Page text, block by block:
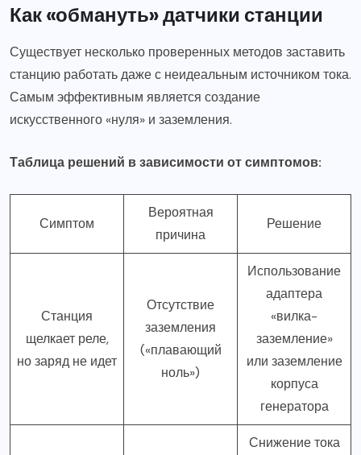
Как «обмануть» датчики станции
Существует несколько проверенных методов заставить
станцию работать даже с неидеальным источником тока.
Самым эффективным является создание
искусственного «нуля» и заземления.
Таблица решений в зависимости от симптомов:
Симптом
Вероятная
причина
Решение
Станция
щелкает реле,
но заряд не идет
Отсутствие
заземления
(«плавающий
ноль»)
Использование
адаптера
«вилка-
заземление»
или заземление
корпуса
генератора
Снижение тока